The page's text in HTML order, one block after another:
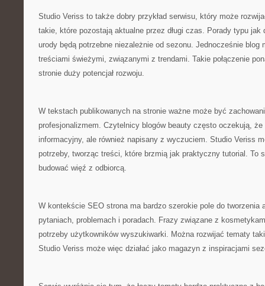
Studio Veriss to także dobry przykład serwisu, który może
takie, które pozostają aktualne przez długi czas. Porady typu jak
urody będą potrzebne niezależnie od sezonu. Jednocześnie blog
treściami świeżymi, związanymi z trendami. Takie połączenie
stronie duży potencjał rozwoju.
W tekstach publikowanych na stronie ważne może być
profesjonalizmem. Czytelnicy blogów beauty często oczekują, że
informacyjny, ale również napisany z wyczuciem. Studio Veriss
potrzeby, tworząc treści, które brzmią jak praktyczny tutorial. To
budować więź z odbiorcą.
W kontekście SEO strona ma bardzo szerokie pole do tworzenia
pytaniach, problemach i poradach. Frazy związane z
potrzeby użytkowników wyszukiwarki. Można rozwijać tematy
Studio Veriss może więc działać jako magazyn z inspiracjami